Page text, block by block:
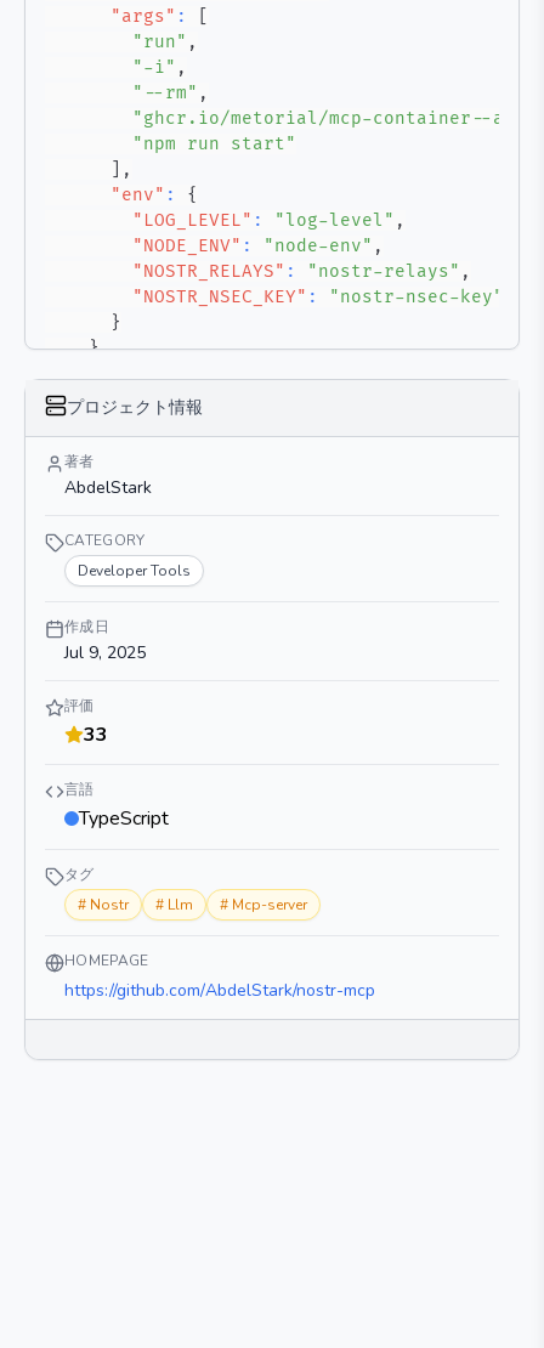
"args" :
"run" ,
"-i" ,
"--rm" ,
"ghcr.io/metorial/mcp-container--
"npm run start"
,
"env" :
{
"LOG_LEVEL" : "log-level" ,
"NODE_ENV" : "node-env" ,
"NOSTR_RELAYS" : "nostr-relays" ,
"NOSTR_NSEC_KEY" :
"nostr-nsec-key"
}
}
} プロジェクト情報
著者
AbdelStark
CATEGORY
Developer Tools
作成日
Jul 9, 2025
評価
33
言語
TypeScript
タグ
# Nostr # Llm # Mcp-server
HOMEPAGE
https://github.com/AbdelStark/nostr-mcp